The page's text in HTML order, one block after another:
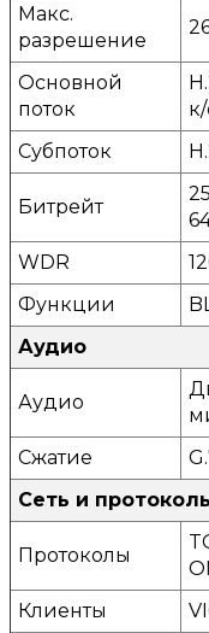
Макс.
разрешение
Основной
поток
Субпоток
Битрейт
WDR
Функции
Аудио
Аудио
Сжатие
Сеть и
Протоколы
Клиенты